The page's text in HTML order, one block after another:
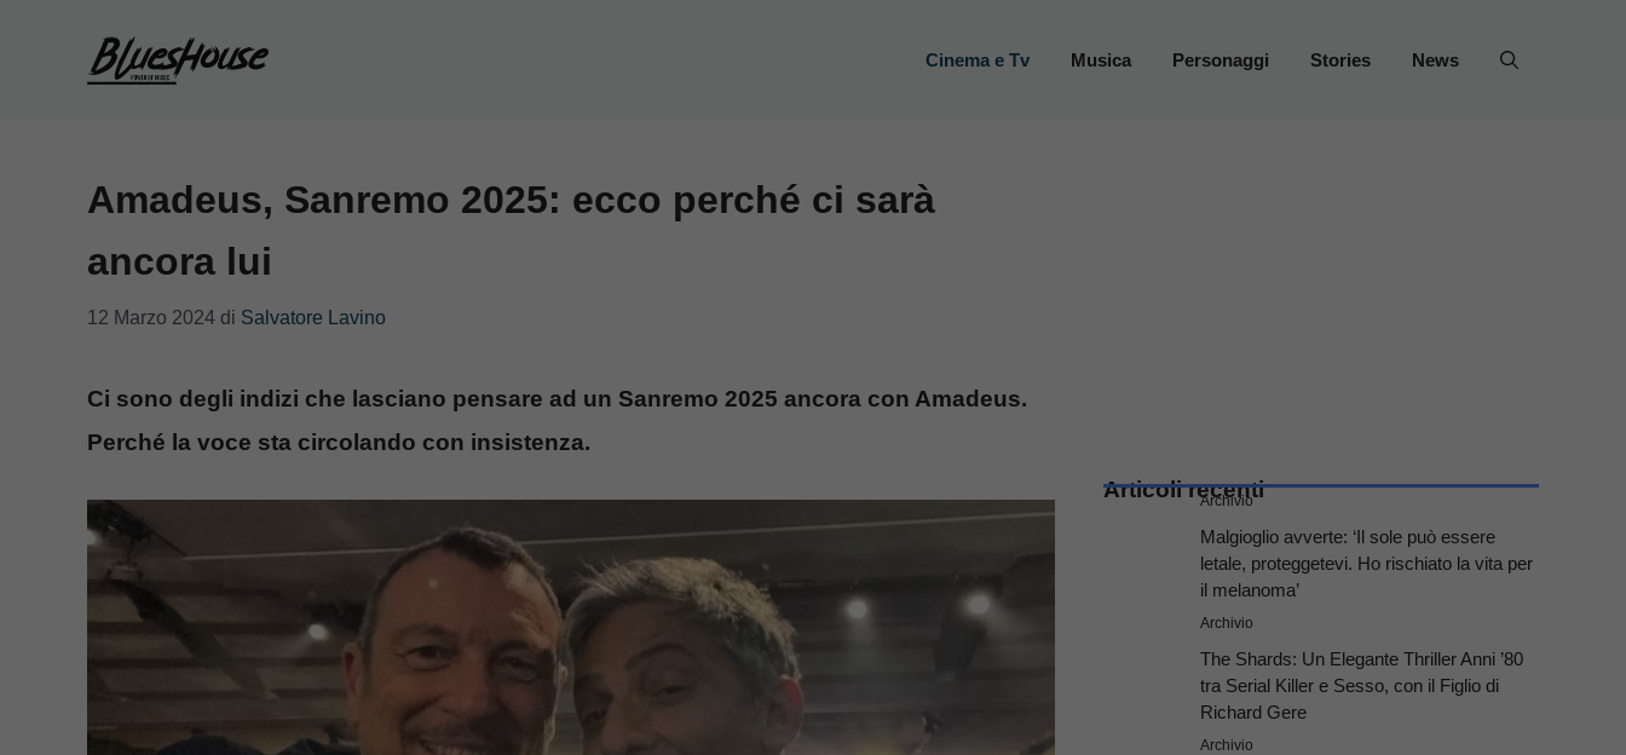
Cinema e Tv Musica Personaggi Stories News
Amadeus, Sanremo 2025: ecco perché ci sarà
ancora lui
12 Marzo 2024 di Salvatore Lavino
Ci sono degli indizi che lasciano pensare ad un Sanremo 2025 ancora con Amadeus.
Perché la voce sta circolando con insistenza.
Articoli recenti
Archivio
Malgioglio avverte: ‘Il sole può essere
letale, proteggetevi. Ho rischiato la vita per
il melanoma’
Archivio
The Shards: Un Elegante Thriller Anni ’80
tra Serial Killer e Sesso, con il Figlio di
Richard Gere
Archivio